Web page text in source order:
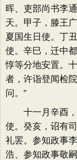
晖、吏部尚书李
天。甲子，滕王
夏国生日使。丁
使。辛巳，迁中
惇等分地安置。
者，许诣登闻检
问。”
十一月辛酉，
使。癸亥，诏有
礼罢。参知政事
浩、参知政事敬